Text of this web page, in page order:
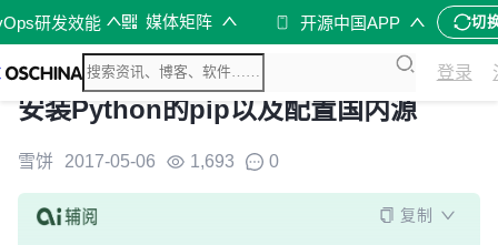
研发效能 媒体矩阵 开源中国APP 切
登录
安装Python的pip以及配置国内源
雪饼 2017-05-06 1,693 0
复制